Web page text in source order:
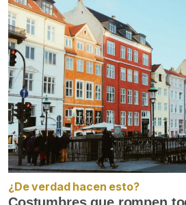
¿De verdad hacen esto?